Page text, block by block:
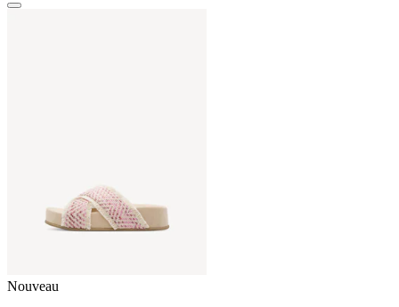
Nouveau